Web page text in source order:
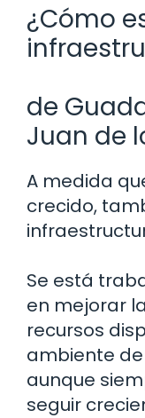
¿Cómo
de
Juan de
A medida
crecido,
Se está
en mejorar
recursos
ambiente
aunque
seguir